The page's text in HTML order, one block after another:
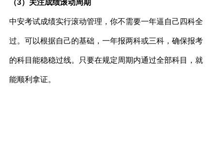
（3）关注成绩滚动周期
中安考试成绩实行滚动管理，你不需要一年逼自己四科全
过。可以根据自己的基础，一年报两科或三科，确保报考
的科目能稳稳过线。只要在规定周期内通过全部科目，就
能顺利拿证。